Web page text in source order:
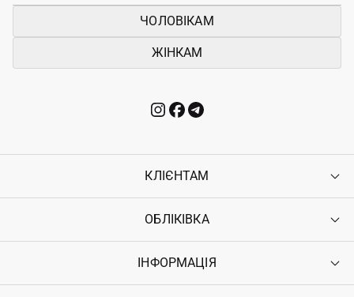
ЧОЛОВІКАМ
ЖІНКАМ
КЛІЄНТАМ
Контакти
Повернення
Гарантія
ОБЛІКІВКА
Увійти
ІНФОРМАЦІЯ